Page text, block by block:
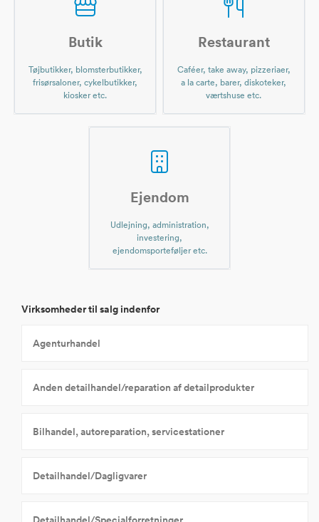
Butik
Tøjbutikker, blomsterbutikker,
frisørsaloner, cykelbutikker,
kiosker etc.
Restaurant
Caféer, take away, pizzeriaer,
a la carte, barer, diskoteker,
værtshuse etc.
Ejendom
Udlejning, administration,
investering,
ejendomsporteføljer etc.
Virksomheder til salg indenfor
Agenturhandel
Anden detailhandel/reparation af detailprodukter
Bilhandel, autoreparation, servicestationer
Detailhandel/Dagligvarer